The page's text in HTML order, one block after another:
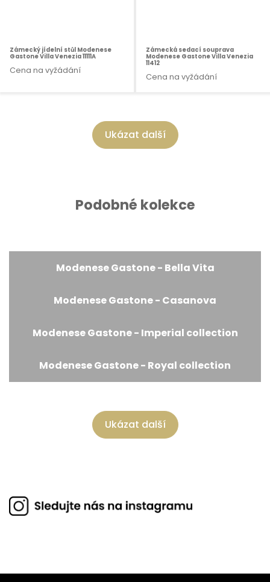
Zámecký jídelní stůl Modenese
Gastone Villa Venezia 11111A
Cena na vyžádání
Zámecká sedací souprava
Modenese Gastone Villa Venezia
11412
Cena na vyžádání
Ukázat další
Podobné kolekce
Modenese Gastone - Bella Vita
Modenese Gastone - Casanova
Modenese Gastone - Imperial collection
Modenese Gastone - Royal collection
Ukázat další